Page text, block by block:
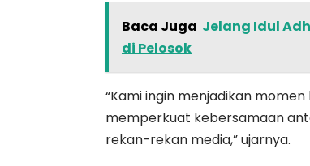
Baca Juga Jelang Idul
di Pelosok
“Kami ingin menjadikan
memperkuat kebersamaan
rekan-rekan media,” ujarnya.